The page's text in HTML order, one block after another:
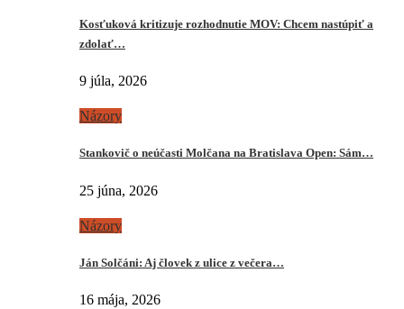
Kosťuková kritizuje rozhodnutie MOV: Chcem nastúpiť a
zdolať…
9 júla, 2026
Názory
Stankovič o neúčasti Molčana na Bratislava Open: Sám…
25 júna, 2026
Názory
Ján Solčáni: Aj človek z ulice z večera…
16 mája, 2026